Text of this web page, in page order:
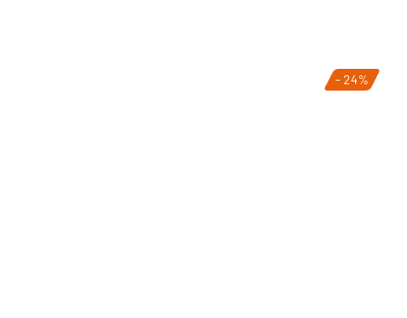
- 24%